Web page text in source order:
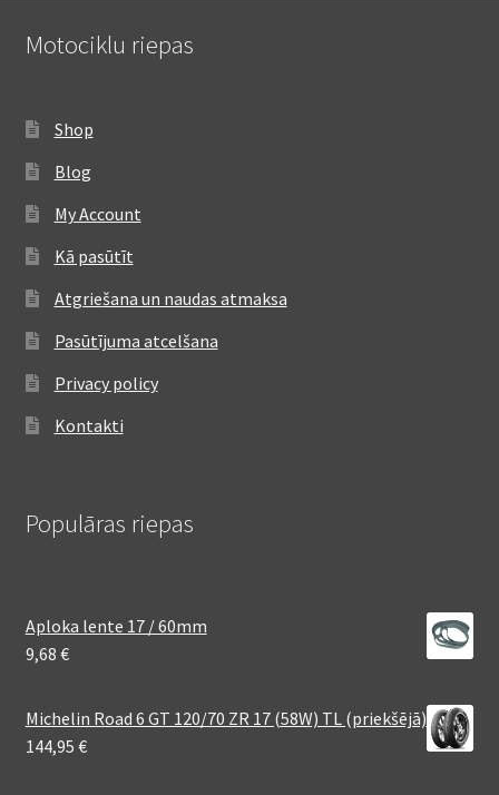
Motociklu riepas
Shop
Blog
My Account
Kā pasūtīt
Atgriešana un naudas atmaksa
Pasūtījuma atcelšana
Privacy policy
Kontakti
Populāras riepas
Aploka lente 17 / 60mm
9,68 €
Michelin Road 6 GT 120/70 ZR 17 (58W) TL (priekšējā)
144,95 €